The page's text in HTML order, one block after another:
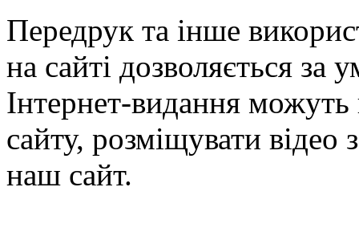
Передрук та інше
на сайті дозволяється
Інтернет-видання можуть
сайту, розміщувати відео
наш сайт.